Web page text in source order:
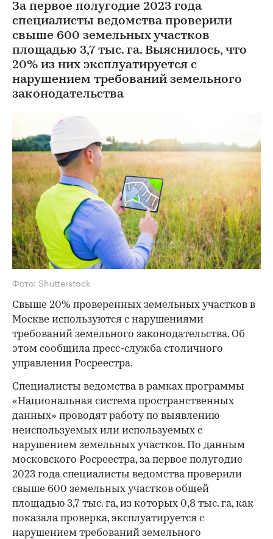
За первое полугодие 2023 года
специалисты ведомства проверили
свыше 600 земельных участков
площадью 3,7 тыс. га. Выяснилось, что
20% из них эксплуатируется с
нарушением требований земельного
законодательства
Фото: Shutterstock
Свыше 20% проверенных земельных участков в
Москве используются с нарушениями
требований земельного законодательства. Об
этом сообщила пресс-служба столичного
управления Росреестра.
Специалисты ведомства в рамках программы
«Национальная система пространственных
данных» проводят работу по выявлению
неиспользуемых или используемых с
нарушением земельных участков. По данным
московского Росреестра, за первое полугодие
2023 года специалисты ведомства проверили
свыше 600 земельных участков общей
площадью 3,7 тыс. га, из которых 0,8 тыс. га, как
показала проверка, эксплуатируется с
нарушением требований земельного